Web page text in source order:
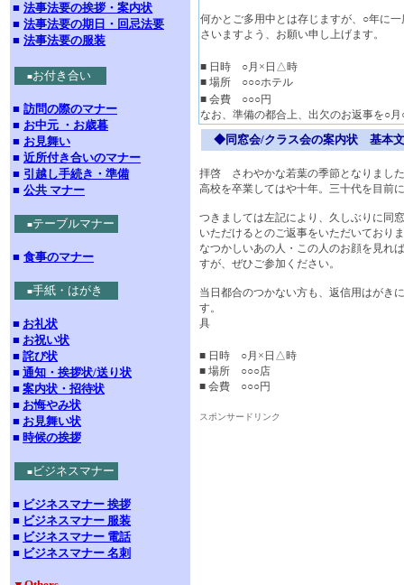
何かとご多用中とは存じますが、○年に
さいますよう、お願い申し上げます。
■ 日時 ○月×日△時
■ 場所 ○○○ホテル
■ 会費 ○○○円
なお、準備の都合上、出欠のお返事を○
◆同窓会/クラス会の案内状 基本
拝啓 さわやかな若葉の季節となりまし
高校を卒業してはや十年。三十代を目前
つきましては左記により、久しぶりに同
いただけるとのご返事をいただいており
なつかしいあの人・この人のお顔を見れ
すが、ぜひご参加ください。
当日都合のつかない方も、返信用はがき
す
具
■ 日時 ○月×日△時
■ 場所 ○○○店
■ 会費 ○○○円
スポンサードリンク
■ 法事法要の挨拶・案内状
■ 法事法要の期日・回忌法要
■ 法事法要の服装
■お付き合い
■ 訪問の際のマナー
■ お中元 ・お歳暮
■ お見舞い
■ 近所付き合いのマナー
■ 引越し手続き・準備
■ 公共 マナー
■テーブルマナー
■ 食事のマナー
■手紙・はがき
■ お礼状
■ お祝い状
■ 詫び状
■ 通知・挨拶状/送り状
■ 案内状・招待状
■ お悔やみ状
■ お見舞い状
■ 時候の挨拶
■ビジネスマナー
■ ビジネスマナー 挨拶
■ ビジネスマナー 服装
■ ビジネスマナー 電話
■ ビジネスマナー 名刺